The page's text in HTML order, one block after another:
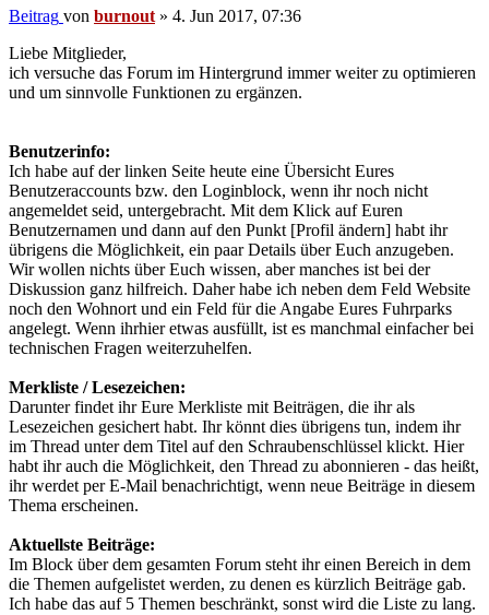
Beitrag von burnout » 4. Jun 2017, 07:36
Liebe Mitglieder,
ich versuche das Forum im Hintergrund immer weiter zu optimieren
und um sinnvolle Funktionen zu ergänzen.
Benutzerinfo:
Ich habe auf der linken Seite heute eine Übersicht Eures
Benutzeraccounts bzw. den Loginblock, wenn ihr noch nicht
angemeldet seid, untergebracht. Mit dem Klick auf Euren
Benutzernamen und dann auf den Punkt [Profil ändern] habt ihr
übrigens die Möglichkeit, ein paar Details über Euch anzugeben.
Wir wollen nichts über Euch wissen, aber manches ist bei der
Diskussion ganz hilfreich. Daher habe ich neben dem Feld Website
noch den Wohnort und ein Feld für die Angabe Eures Fuhrparks
angelegt. Wenn ihrhier etwas ausfüllt, ist es manchmal einfacher bei
technischen Fragen weiterzuhelfen.
Merkliste / Lesezeichen:
Darunter findet ihr Eure Merkliste mit Beiträgen, die ihr als
Lesezeichen gesichert habt. Ihr könnt dies übrigens tun, indem ihr
im Thread unter dem Titel auf den Schraubenschlüssel klickt. Hier
habt ihr auch die Möglichkeit, den Thread zu abonnieren - das heißt,
ihr werdet per E-Mail benachrichtigt, wenn neue Beiträge in diesem
Thema erscheinen.
Aktuellste Beiträge:
Im Block über dem gesamten Forum steht ihr einen Bereich in dem
die Themen aufgelistet werden, zu denen es kürzlich Beiträge gab.
Ich habe das auf 5 Themen beschränkt, sonst wird die Liste zu lang.